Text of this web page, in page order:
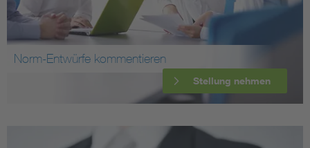
Norm-Entwürfe kommentieren
Stellung nehmen